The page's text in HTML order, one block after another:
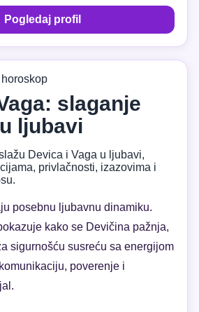
Pogledaj profil
slaganje
ljubavi
Devica i Vaga u ljubavi,
privlačnosti, izazovima i
posebnu ljubavnu dinamiku.
kako se Devičina pažnja,
sigurnošću susreću sa energijom
poverenje i